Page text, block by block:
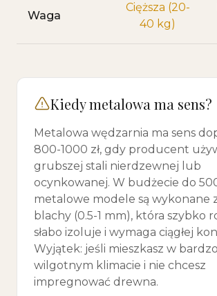
Waga
Cięższa (20-
40 kg)
Kiedy metalowa ma sens?
Metalowa wędzarnia ma sens
800-1000 zł, gdy producent
grubszej stali nierdzewnej lub
ocynkowanej. W budżecie do
metalowe modele są wykonane
blachy (0.5-1 mm), która szybko
słabo izoluje i wymaga ciągłej
Wyjątek: jeśli mieszkasz w bardzo
wilgotnym klimacie i nie chcesz
impregnować drewna.